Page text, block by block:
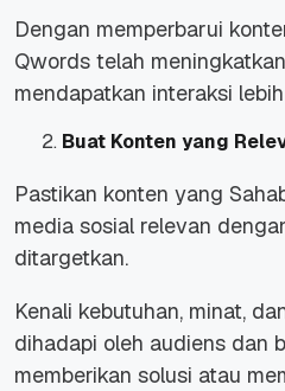
Dengan memperbarui
Qwords telah
mendapatkan interaksi
Buat Konten yang
Pastikan konten yang
media sosial relevan
ditargetkan.
Kenali kebutuhan, minat,
dihadapi oleh audiens dan
memberikan solusi atau